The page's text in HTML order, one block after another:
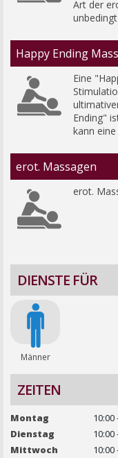
Art der
Happy Ending
Eine
Ending"
kann
erot. Massagen
erot.
DIENSTE FÜR
Männer
ZEITEN
Montag
10:00
Dienstag
10:00
Mittwoch
10:00